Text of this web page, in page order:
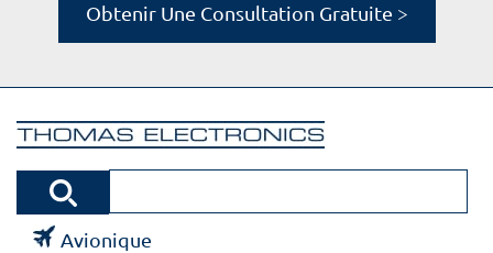
Obtenir Une Consultation Gratuite >
Avionique